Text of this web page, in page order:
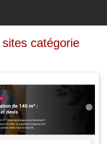
catégorie